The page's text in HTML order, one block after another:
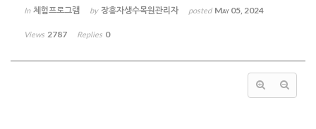
In 체험프로그램 by 장흥자생수목원관리자 posted May 05, 2024
Views 2787 Replies 0